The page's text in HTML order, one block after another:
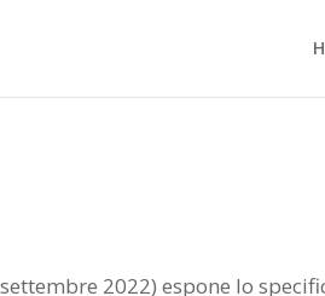
2022) espone lo